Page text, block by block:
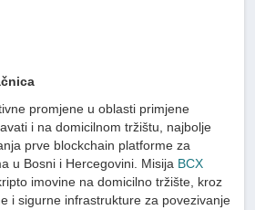
promjene u oblasti primjene
i na domicilnom tržištu, najbolje
prve blockchain platforme za
u Bosni i Hercegovini. Misija BCX
imovine na domicilno tržište, kroz
i sigurne infrastrukture za povezivanje